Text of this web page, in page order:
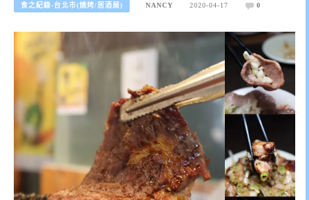
食之紀錄-台北市(燒烤/居酒屋) NANCY 2020-04-17 0